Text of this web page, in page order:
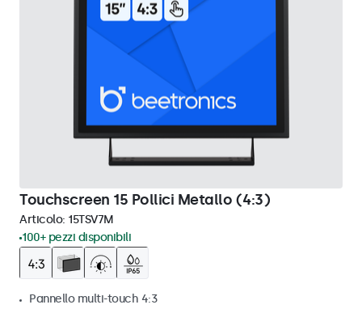
Touchscreen 15 Pollici Metallo (4:3)
Articolo: 15TSV7M
100+ pezzi disponibili
Pannello multi-touch 4:3